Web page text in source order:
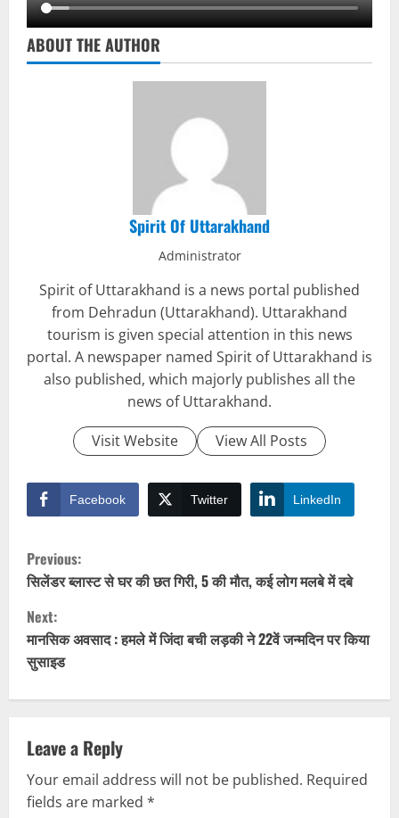
ABOUT THE AUTHOR
Spirit Of Uttarakhand
Administrator
Spirit of Uttarakhand is a news portal published
from Dehradun (Uttarakhand). Uttarakhand
tourism is given special attention in this news
portal. A newspaper named Spirit of Uttarakhand is
also published, which majorly publishes all the
news of Uttarakhand.
Visit Website
View All Posts
Facebook Twitter LinkedIn
C
o
n
t
i
n
u
Previous:
सिलेंडर ब्लास्ट से घर की छत गिरी, 5 की मौत, कई लोग मलबे में दबे
Next:
मानसिक अवसाद : हमले में जिंदा बची लड़की ने 22वें जन्मदिन पर किया
सुसाइड
Leave a Reply
Your email address will not be published. Required
fields are marked *